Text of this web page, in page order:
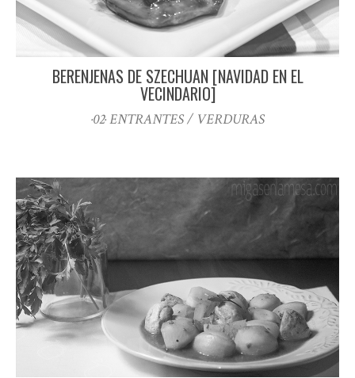
BERENJENAS DE SZECHUAN [NAVIDAD EN EL
VECINDARIO]
·02· ENTRANTES / VERDURAS